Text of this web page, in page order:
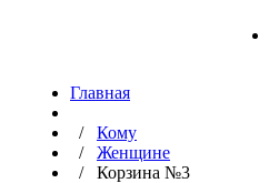
Главная
/ Кому
/ Женщине
/ Корзина №3